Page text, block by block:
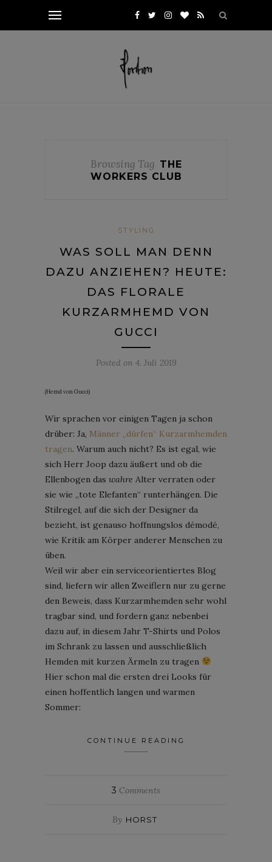
Browsing Tag THE
WORKERS CLUB
STYLING
WAS SOLL MAN DENN
DAZU ANZIEHEN? HEUTE:
DAS FLORALE
KURZARMHEMD VON
GUCCI
Posted on 4. Juli 2019
(Hemd von Gucci)
Wir sprachen vor einigen Tagen ja schon
drüber: Ja, Männer „dürfen“ Kurzarmhemden
tragen. Warum auch nicht? Es ist egal, wie
sich Herr Joop dazu äußert und ob die
Ellenbogen das wahre Alter verraten oder
sie wie „tote Elefanten“ runterhängen. Die
Stilregel, auf die sich der Designer da
bezieht, ist genauso hoffnungslos démodé,
wie Kritik am Körper anderer Menschen zu
üben.
Weil wir aber ein serviceorientiertes Blog
sind, liefern wir allen Zweiflern nur zu gerne
den Beweis, dass Kurzarmhemden sehr wohl
tragbar sind, und fordern ganz nebenbei
dazu auf, in diesem Jahr T-Shirts und Polos
im Schrank zu lassen und ausschließlich
Hemden mit kurzen Ärmeln zu tragen
Hier schon mal die ersten drei Looks für
einen hoffentlich langen und warmen
Sommer:
CONTINUE READING
3 Comments
By HORST